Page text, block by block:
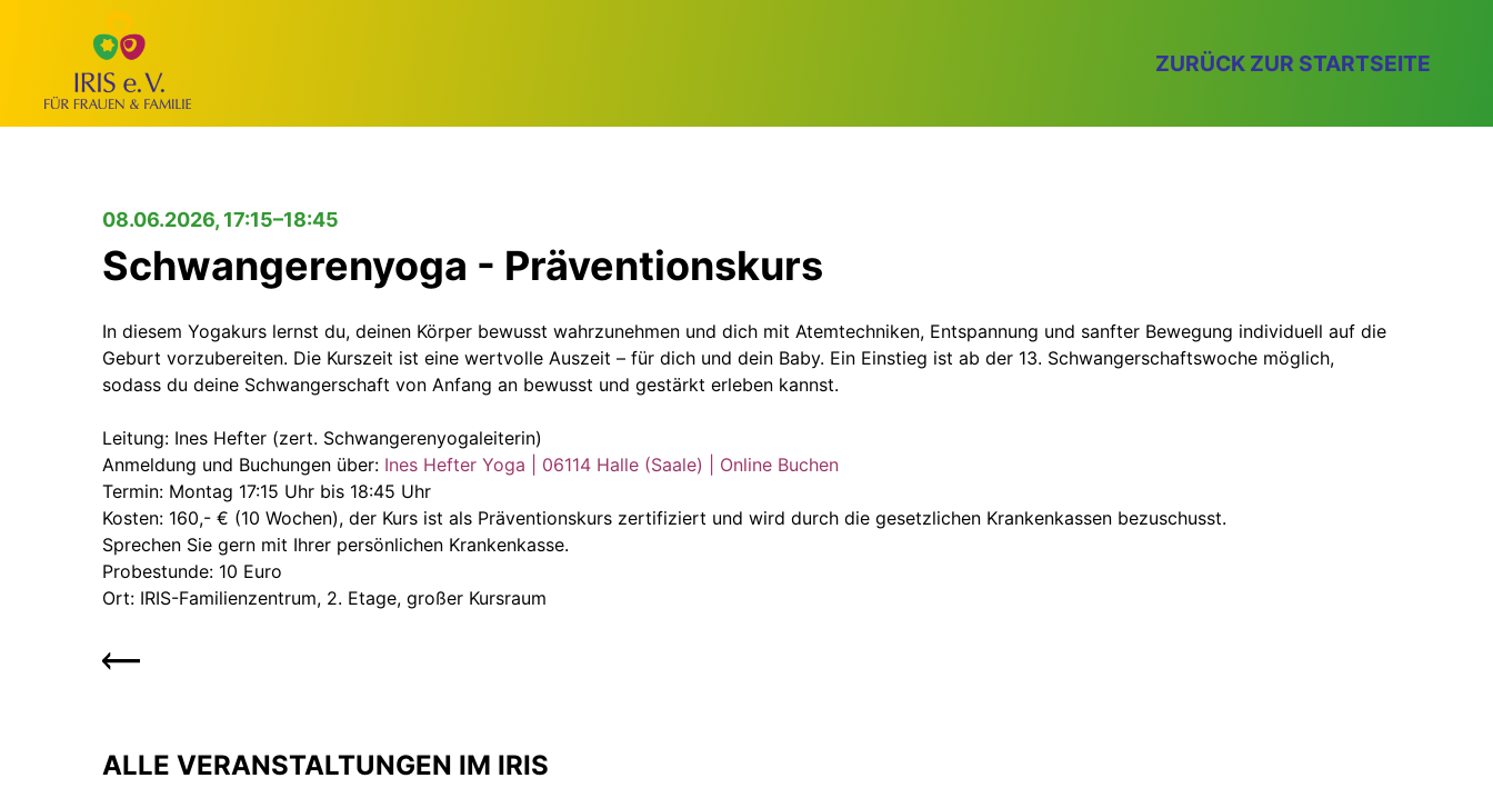
ZURÜCK ZUR STARTSEITE
08.06.2026, 17:15–18:45
Schwangerenyoga - Präventionskurs
In diesem Yogakurs lernst du, deinen Körper bewusst wahrzunehmen und dich mit Atemtechniken, Entspannung und sanfter Bewegung individuell auf die
Geburt vorzubereiten. Die Kurszeit ist eine wertvolle Auszeit – für dich und dein Baby. Ein Einstieg ist ab der 13. Schwangerschaftswoche möglich,
sodass du deine Schwangerschaft von Anfang an bewusst und gestärkt erleben kannst.
Leitung: Ines Hefter (zert. Schwangerenyogaleiterin)
Anmeldung und Buchungen über: Ines Hefter Yoga | 06114 Halle (Saale) | Online Buchen
Termin: Montag 17:15 Uhr bis 18:45 Uhr
Kosten: 160,- € (10 Wochen), der Kurs ist als Präventionskurs zertifiziert und wird durch die gesetzlichen Krankenkassen bezuschusst.
Sprechen Sie gern mit Ihrer persönlichen Krankenkasse.
Probestunde: 10 Euro
Ort: IRIS-Familienzentrum, 2. Etage, großer Kursraum
ALLE VERANSTALTUNGEN IM IRIS